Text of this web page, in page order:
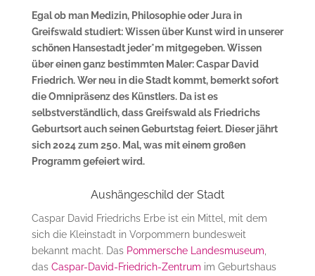
Egal ob man Medizin, Philosophie oder Jura in
Greifswald studiert: Wissen über Kunst wird in unserer
schönen Hansestadt jeder*m mitgegeben. Wissen
über einen ganz bestimmten Maler: Caspar David
Friedrich. Wer neu in die Stadt kommt, bemerkt sofort
die Omnipräsenz des Künstlers. Da ist es
selbstverständlich, dass Greifswald als Friedrichs
Geburtsort auch seinen Geburtstag feiert. Dieser jährt
sich 2024 zum 250. Mal, was mit einem großen
Programm gefeiert wird.
Aushängeschild der Stadt
Caspar David Friedrichs Erbe ist ein Mittel, mit dem
sich die Kleinstadt in Vorpommern bundesweit
bekannt macht. Das Pommersche Landesmuseum
das Caspar-David-Friedrich-Zentrum im Geburtshaus